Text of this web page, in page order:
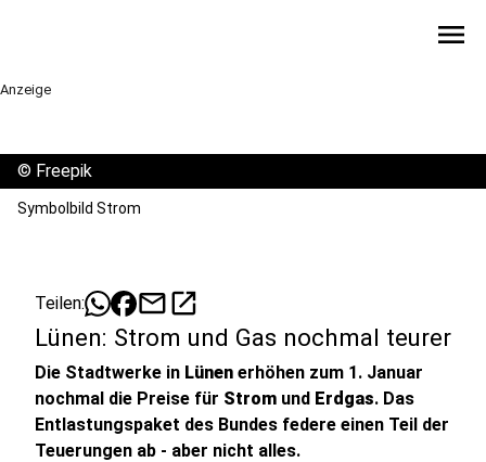
menu
Anzeige
© Freepik
Symbolbild Strom
Teilen: mailopen_in_new
Lünen: Strom und Gas nochmal teurer
Die Stadtwerke in Lünen erhöhen zum 1. Januar
nochmal die Preise für Strom und Erdgas. Das
Entlastungspaket des Bundes federe einen Teil der
Teuerungen ab - aber nicht alles.